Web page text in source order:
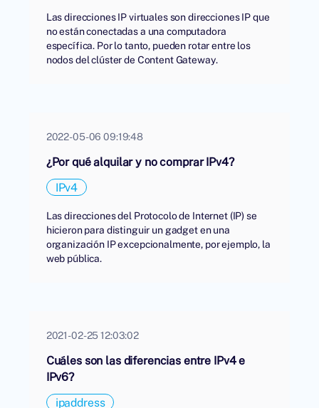
Las direcciones IP virtuales son direcciones IP que
no están conectadas a una computadora
específica. Por lo tanto, pueden rotar entre los
nodos del clúster de Content Gateway.
2022-05-06 09:19:48
¿Por qué alquilar y no comprar IPv4?
IPv4
Las direcciones del Protocolo de Internet (IP) se
hicieron para distinguir un gadget en una
organización IP excepcionalmente, por ejemplo, la
web pública.
2021-02-25 12:03:02
Cuáles son las diferencias entre IPv4 e
IPv6?
ipaddress